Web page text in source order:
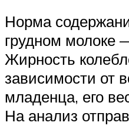
Норма
грудном молоке
Жирность
зависимости от
младенца, его
На анализ